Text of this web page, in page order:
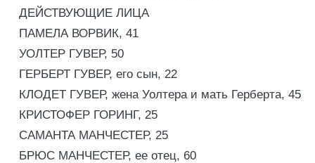
ДЕЙСТВУЮЩИЕ ЛИЦА
ПАМЕЛА ВОРВИК, 41
УОЛТЕР ГУВЕР, 50
ГЕРБЕРТ ГУВЕР, его сын, 22
КЛОДЕТ ГУВЕР, жена Уолтера и мать Герберта, 45
КРИСТОФЕР ГОРИНГ, 25
САМАНТА МАНЧЕСТЕР, 25
БРЮС МАНЧЕСТЕР, ее отец, 60